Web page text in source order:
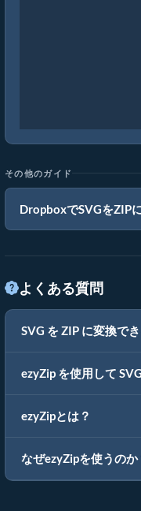
その他のガイド
DropboxでSVGをZIP
よくある質問
SVG を ZIP に変換で
ezyZip を使用して
ezyZipとは？
なぜezyZipを使うのか